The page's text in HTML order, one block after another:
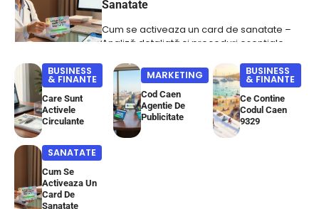
5
Cum verifici în 30 de secunde dacă
firma ta apare în răspunsurile ChatGPT
Google când caută un serviciu,…
BUSINESS & FINANTE
Care Sunt Activele Circulante
Definiția și importanța întrebării „Care sunt
activele circulante” în contextul financiar
românesc Întrebarea „care sunt…
BUSINESS
& FINANTE
Care Sunt
Activele
Circulante
MARKETING
Cod Caen
Agentie De
Publicitate
BUSINESS
& FINANTE
Ce Contine
Codul Caen
9329
SANATATE
Cum Se
Activeaza Un
Card De
Sanatate